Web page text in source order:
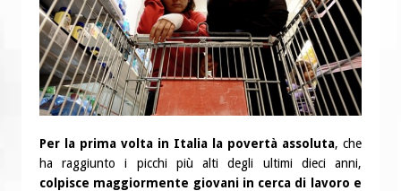
Per la prima volta in Italia la povertà assoluta, che
ha raggiunto i picchi più alti degli ultimi dieci anni,
colpisce maggiormente giovani in cerca di lavoro e